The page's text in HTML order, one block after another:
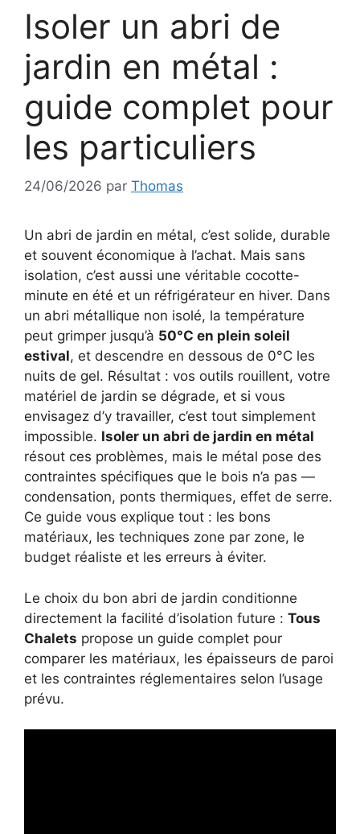
Isoler un abri de
jardin en métal :
guide complet pour
les particuliers
24/06/2026 par Thomas
Un abri de jardin en métal, c’est solide, durable
et souvent économique à l’achat. Mais sans
isolation, c’est aussi une véritable cocotte-
minute en été et un réfrigérateur en hiver. Dans
un abri métallique non isolé, la température
peut grimper jusqu’à 50°C en plein soleil
estival, et descendre en dessous de 0°C les
nuits de gel. Résultat : vos outils rouillent, votre
matériel de jardin se dégrade, et si vous
envisagez d’y travailler, c’est tout simplement
impossible. Isoler un abri de jardin en métal
résout ces problèmes, mais le métal pose des
contraintes spécifiques que le bois n’a pas —
condensation, ponts thermiques, effet de serre.
Ce guide vous explique tout : les bons
matériaux, les techniques zone par zone, le
budget réaliste et les erreurs à éviter.
Le choix du bon abri de jardin conditionne
directement la facilité d’isolation future : Tous
Chalets propose un guide complet pour
comparer les matériaux, les épaisseurs de paroi
et les contraintes réglementaires selon l’usage
prévu.